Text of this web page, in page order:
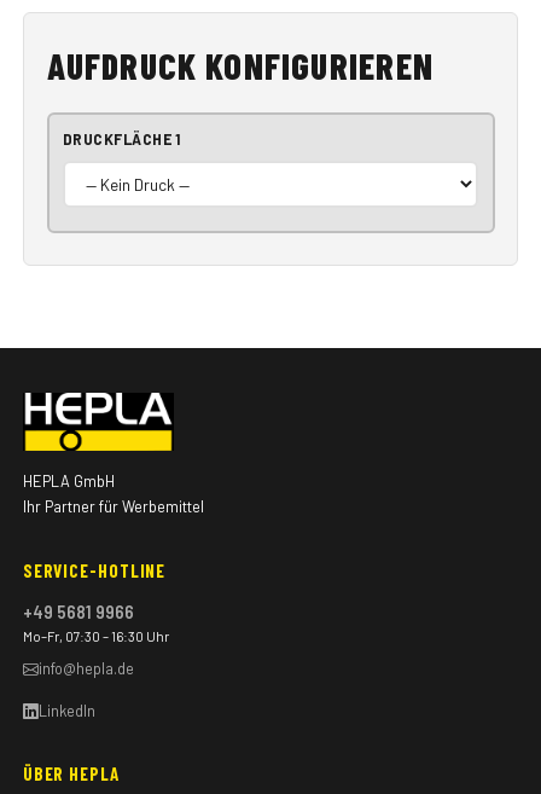
AUFDRUCK KONFIGURIEREN
DRUCKFLÄCHE 1
HEPLA GmbH
Ihr Partner für Werbemittel
SERVICE-HOTLINE
+49 5681 9966
Mo–Fr, 07:30 – 16:30 Uhr
info@hepla.de
LinkedIn
ÜBER HEPLA